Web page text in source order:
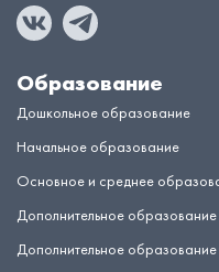
Образование
Дошкольное образование
Начальное образование
Основное и среднее
Дополнительное образование
Дополнительное